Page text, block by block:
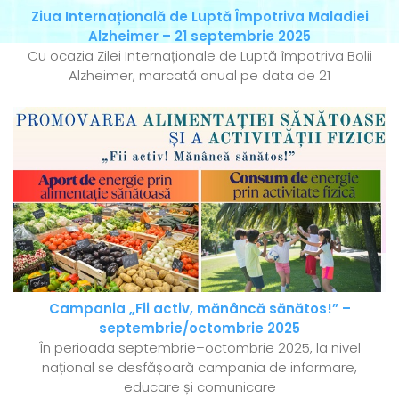
Ziua Internațională de Luptă Împotriva Maladiei
Alzheimer – 21 septembrie 2025
Cu ocazia Zilei Internaționale de Luptă împotriva Bolii
Alzheimer, marcată anual pe data de 21
Campania „Fii activ, mănâncă sănătos!” –
septembrie/octombrie 2025
În perioada septembrie–octombrie 2025, la nivel
național se desfășoară campania de informare,
educare și comunicare